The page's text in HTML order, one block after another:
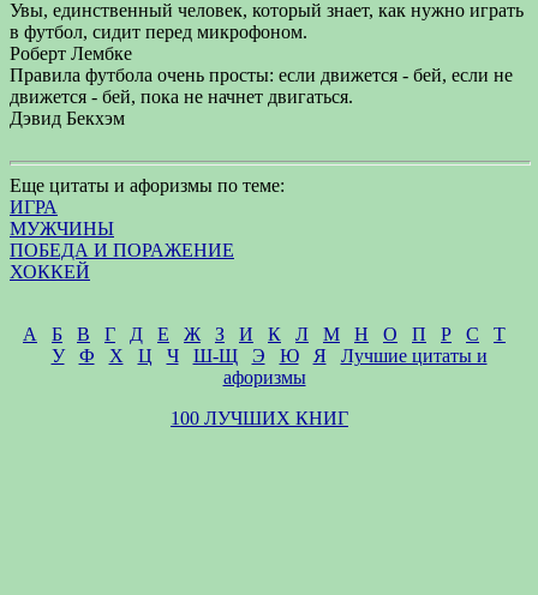
Увы, единственный человек, который знает, как нужно играть
в футбол, сидит перед микрофоном.
Роберт Лембке
Правила футбола очень просты: если движется - бей, если не
движется - бей, пока не начнет двигаться.
Дэвид Бекхэм
Еще цитаты и афоризмы по теме:
ИГРА
МУЖЧИНЫ
ПОБЕДА И ПОРАЖЕНИЕ
ХОККЕЙ
А Б В Г Д Е Ж З И К Л М Н О П Р С
Т
У
Ф Х Ц Ч Ш-Щ Э Ю Я
Лучшие цитаты и
афоризмы
100 ЛУЧШИХ КНИГ